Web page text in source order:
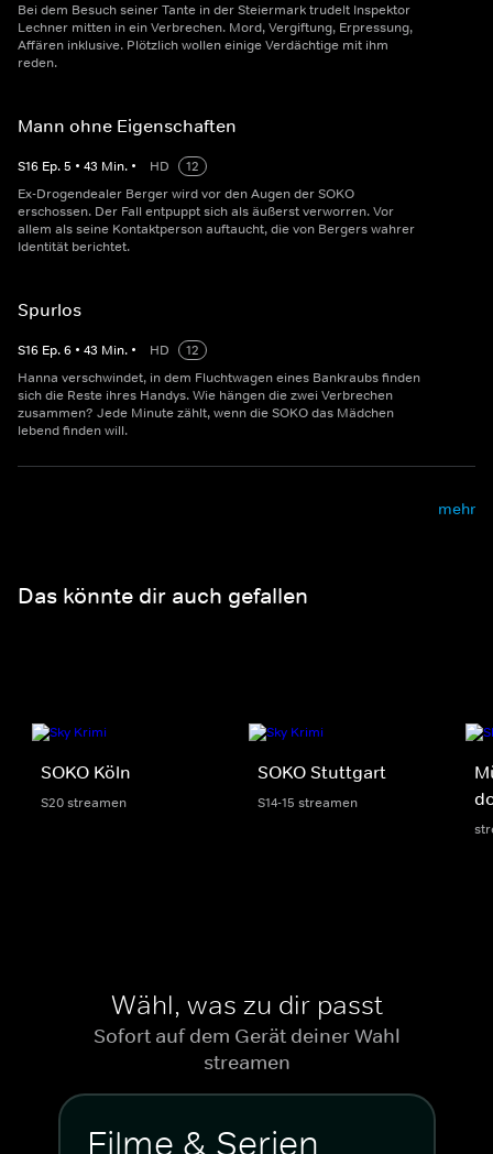
Bei dem Besuch seiner Tante in der Steiermark trudelt Inspektor
Lechner mitten in ein Verbrechen. Mord, Vergiftung, Erpressung,
Affären inklusive. Plötzlich wollen einige Verdächtige mit ihm
reden.
Mann ohne Eigenschaften
S16 Ep.5 • 43 Min. • HD
12
Ex-Drogendealer Berger wird vor den Augen der SOKO
erschossen. Der Fall entpuppt sich als äußerst verworren. Vor
allem als seine Kontaktperson auftaucht, die von Bergers wahrer
Identität berichtet.
Spurlos
S16 Ep.6 • 43 Min. • HD
12
Hanna verschwindet, in dem Fluchtwagen eines Bankraubs finden
sich die Reste ihres Handys. Wie hängen die zwei Verbrechen
zusammen? Jede Minute zählt, wenn die SOKO das Mädchen
lebend finden will.
mehr
Das könnte dir auch gefallen
SOKO Köln
S20 streamen
SOKO Stuttgart
S14-15 streamen
Wähl, was zu dir passt
Sofort auf dem Gerät deiner Wahl
streamen
Filme & Serien